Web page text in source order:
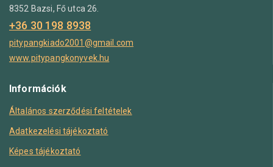
8352 Bazsi, Fő utca 26.
+36 30 198 8938
pitypangkiado2001@gmail.com
www.pitypangkonyvek.hu
Információk
Általános szerződési feltételek
Adatkezelési tájékoztató
Képes tájékoztató